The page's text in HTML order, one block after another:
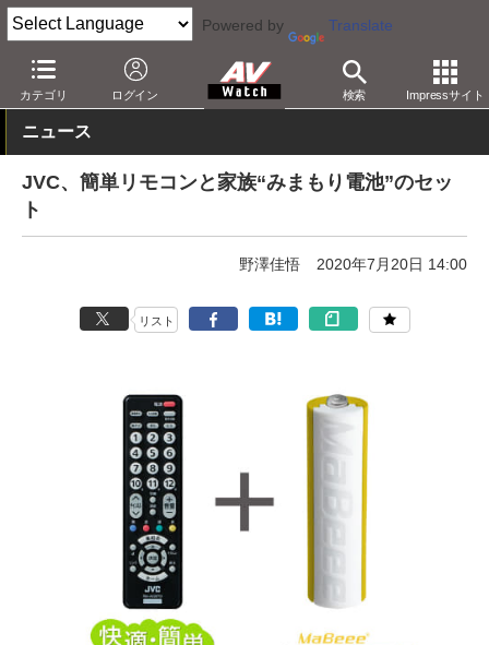
Powered by Translate
カテゴリ ログイン 検索 Impressサイト
AV Watch 製品 AV周辺機器
ニュース
JVC、簡単リモコンと家族“みまもり電池”のセッ
ト
野澤佳悟 2020年7月20日 14:00
リスト